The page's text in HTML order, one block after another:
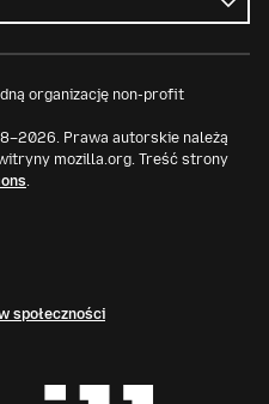
organizację non-profit
Prawa autorskie należą
mozilla.org. Treść strony
.
społeczności